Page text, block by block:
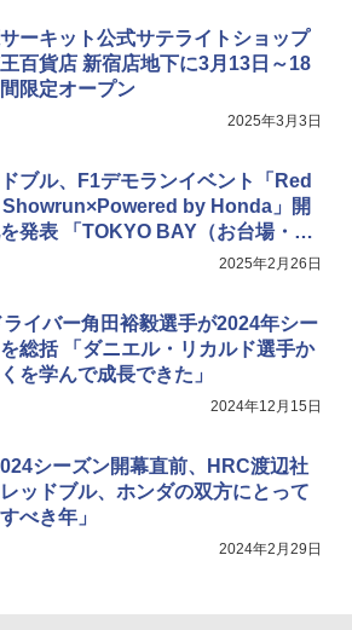
ーキット公式サテライトショップ
百貨店 新宿店地下に3月13日～18
限定オープン
2025年3月3日
ブル、F1デモランイベント「Red
Showrun×Powered by Honda」開
発表 「TOKYO BAY（お台場・青
2025年2月26日
ライバー角田裕毅選手が2024年シー
総括 「ダニエル・リカルド選手か
を学んで成長できた」
2024年12月15日
シーズン開幕直前、HRC渡辺社
ッドブル、ホンダの双方にとって
べき年」
2024年2月29日